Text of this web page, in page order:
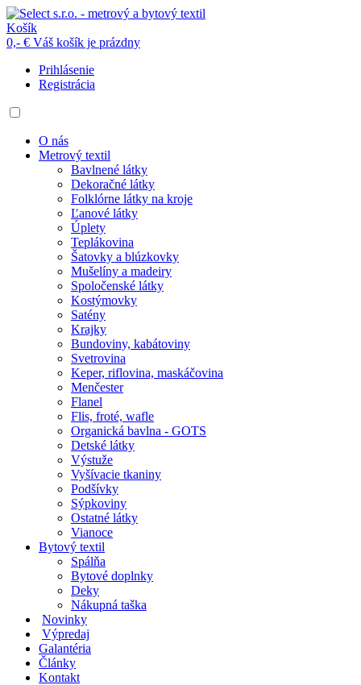
Košík
0,- € Váš košík je prázdny
Prihlásenie
Registrácia
O nás
Metrový textil
Bavlnené látky
Dekoračné látky
Folklórne látky na kroje
Ľanové látky
Úplety
Teplákovina
Šatovky a blúzkovky
Mušelíny a madeiry
Spoločenské látky
Kostýmovky
Satény
Krajky
Bundoviny, kabátoviny
Svetrovina
Keper, riflovina, maskáčovina
Menčester
Flanel
Flis, froté, wafle
Organická bavlna - GOTS
Detské látky
Výstuže
Vyšívacie tkaniny
Podšívky
Sýpkoviny
Ostatné látky
Vianoce
Bytový textil
Spálňa
Bytové doplnky
Deky
Nákupná taška
Novinky
Výpredaj
Galantéria
Články
Kontakt